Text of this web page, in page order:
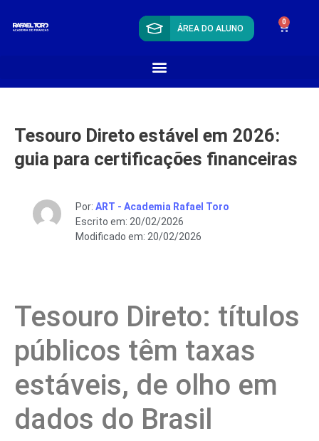
ÁREA DO ALUNO
0
Tesouro Direto estável em 2026:
guia para certificações financeiras
Por: ART - Academia Rafael Toro
Escrito em: 20/02/2026
Modificado em: 20/02/2026
Tesouro Direto: títulos
públicos têm taxas
estáveis, de olho em
dados do Brasil